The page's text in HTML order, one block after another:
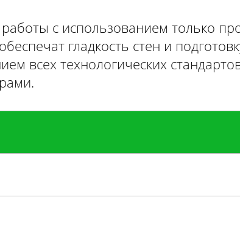
с использованием только
гладкость стен и
всех технологических